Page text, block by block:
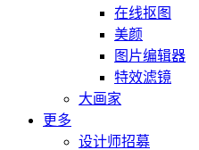
在线抠图
美颜
图片编辑器
特效滤镜
大画家
更多
设计师招募